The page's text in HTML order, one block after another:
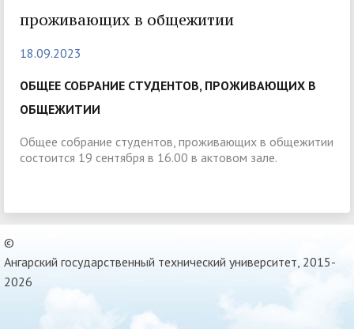
проживающих в общежитии
18.09.2023
ОБЩЕЕ СОБРАНИЕ СТУДЕНТОВ, ПРОЖИВАЮЩИХ В
ОБЩЕЖИТИИ
Общее собрание студентов, проживающих в общежитии
состоится 19 сентября в 16.00 в актовом зале.
©
Ангарский государственный технический университет, 2015-
2026